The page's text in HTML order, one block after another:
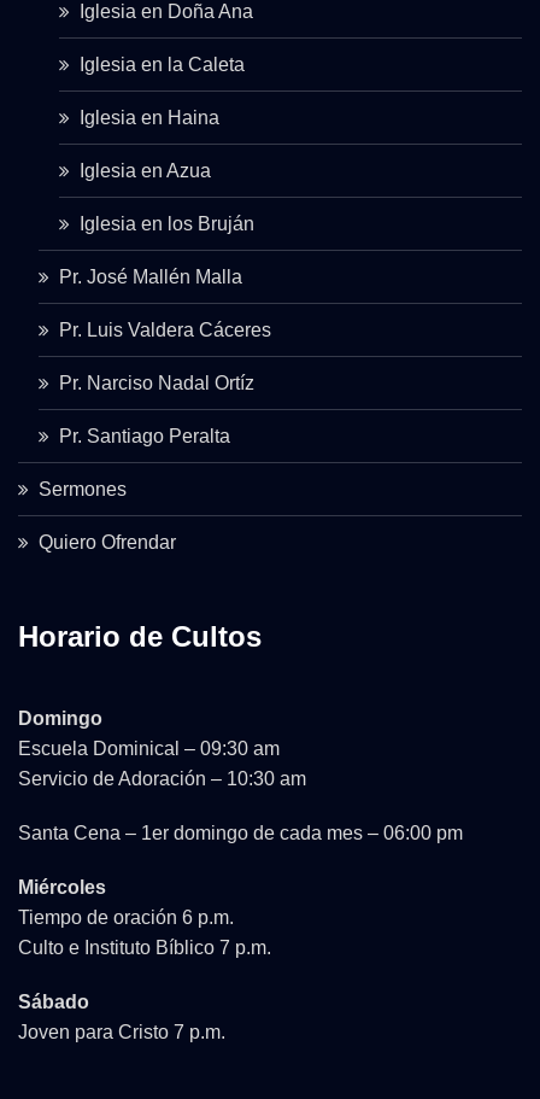
Iglesia en Doña Ana
Iglesia en la Caleta
Iglesia en Haina
Iglesia en Azua
Iglesia en los Bruján
Pr. José Mallén Malla
Pr. Luis Valdera Cáceres
Pr. Narciso Nadal Ortíz
Pr. Santiago Peralta
Sermones
Quiero Ofrendar
Horario de Cultos
Domingo
Escuela Dominical – 09:30 am
Servicio de Adoración – 10:30 am
Santa Cena – 1er domingo de cada mes – 06:00 pm
Miércoles
Tiempo de oración 6 p.m.
Culto e Instituto Bíblico 7 p.m.
Sábado
Joven para Cristo 7 p.m.